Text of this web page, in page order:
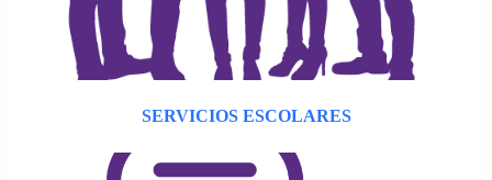
SERVICIOS ESCOLARES